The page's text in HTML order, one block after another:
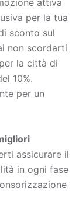
attiva
per la tua
sconto sul
non scordarti
la città di
10%.
per un
assicurare il
in ogni fase